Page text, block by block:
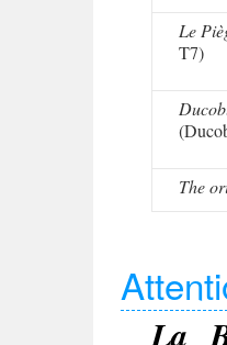
Le
T7)
The
La